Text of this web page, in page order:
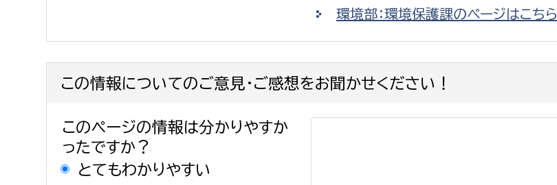
環境部：環境保護課のページはこちら
この情報についてのご意見・ご感想をお聞かせください！
このページの情報は分かりやすか
ったですか？
とてもわかりやすい